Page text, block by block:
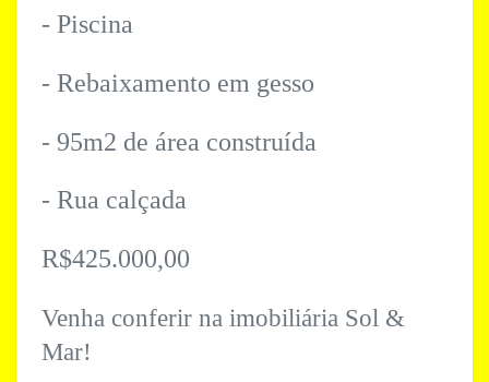
- ⁠Piscina
- ⁠Rebaixamento em gesso
- ⁠95m2 de área construída
- ⁠Rua calçada
R$425.000,00
Venha conferir na imobiliária Sol &
Mar!